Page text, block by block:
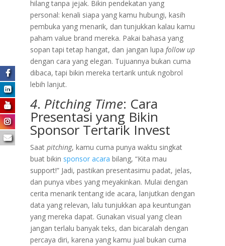
hilang tanpa jejak. Bikin pendekatan yang
personal: kenali siapa yang kamu hubungi, kasih
pembuka yang menarik, dan tunjukkan kalau kamu
paham value brand mereka. Pakai bahasa yang
sopan tapi tetap hangat, dan jangan lupa follow up
dengan cara yang elegan. Tujuannya bukan cuma
dibaca, tapi bikin mereka tertarik untuk ngobrol
lebih lanjut.
4. Pitching Time: Cara
Presentasi yang Bikin
Sponsor Tertarik Invest
Saat pitching, kamu cuma punya waktu singkat
buat bikin sponsor acara bilang, “Kita mau
support!” Jadi, pastikan presentasimu padat, jelas,
dan punya vibes yang meyakinkan. Mulai dengan
cerita menarik tentang ide acara, lanjutkan dengan
data yang relevan, lalu tunjukkan apa keuntungan
yang mereka dapat. Gunakan visual yang clean
jangan terlalu banyak teks, dan bicaralah dengan
percaya diri, karena yang kamu jual bukan cuma